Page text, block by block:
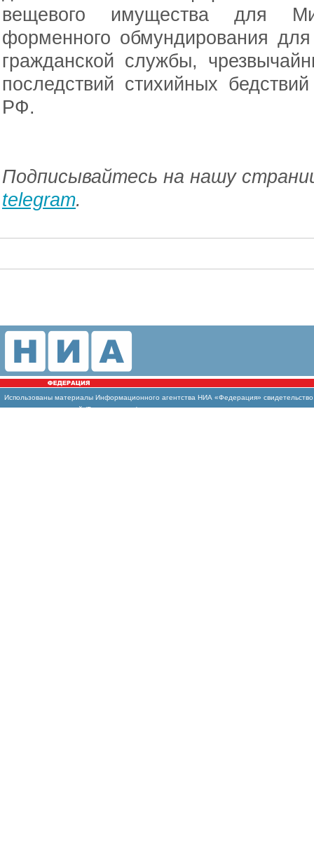
вещевого имущества для
форменного обмундирования
гражданской службы,
последствий стихийных
РФ.
Подписывайтесь на нашу
telegram.
Использованы материалы Информационного агентства НИА «Федерация»
массовых коммуникаций (Роскомнадзор)